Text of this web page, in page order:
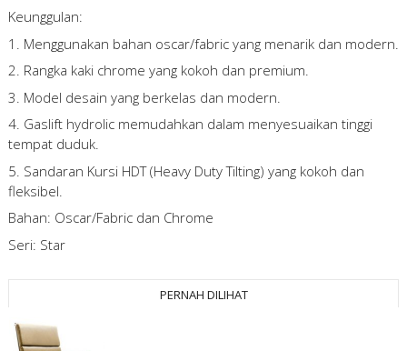
Keunggulan:
1. Menggunakan bahan oscar/fabric yang menarik dan modern.
2. Rangka kaki chrome yang kokoh dan premium.
3. Model desain yang berkelas dan modern.
4. Gaslift hydrolic memudahkan dalam menyesuaikan tinggi
tempat duduk.
5. Sandaran Kursi HDT (Heavy Duty Tilting) yang kokoh dan
fleksibel.
Bahan: Oscar/Fabric dan Chrome
Seri: Star
PERNAH DILIHAT